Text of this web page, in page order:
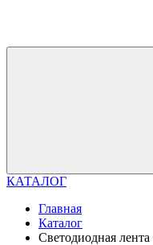
КАТАЛОГ
Главная
Каталог
Светодиодная